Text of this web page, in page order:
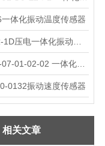
体化振动温度传感器
0132振动速度传感器
相关文章